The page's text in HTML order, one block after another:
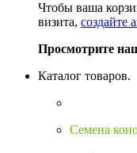
Чтобы ваша
визита, создайте
Просмотрите
Каталог товаров.
Семена